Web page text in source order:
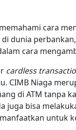
cara
dunia
cara
cardless
CIMB Niaga
di ATM tanpa
juga bisa
untuk